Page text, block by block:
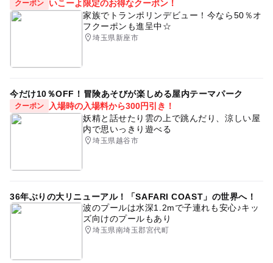
クーポン
いこーよ限定のお得なクーポン！
家族でトランポリンデビュー！今なら50％オ
フクーポンも進呈中☆
埼玉県新座市
今だけ10％OFF！冒険あそびが楽しめる屋内テーマパーク
クーポン
入場時の入場料から300円引き！
妖精と話せたり雲の上で跳んだり、涼しい屋
内で思いっきり遊べる
埼玉県越谷市
36年ぶりの大リニューアル！「SAFARI COAST」の世界へ！
波のプールは水深1.2mで子連れも安心♪キッ
ズ向けのプールもあり
埼玉県南埼玉郡宮代町